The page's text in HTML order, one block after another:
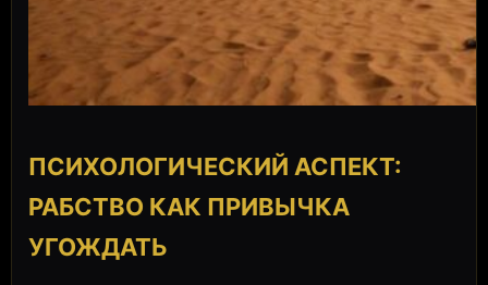
ПСИХОЛОГИЧЕСКИЙ АСПЕКТ:
РАБСТВО КАК ПРИВЫЧКА
УГОЖДАТЬ